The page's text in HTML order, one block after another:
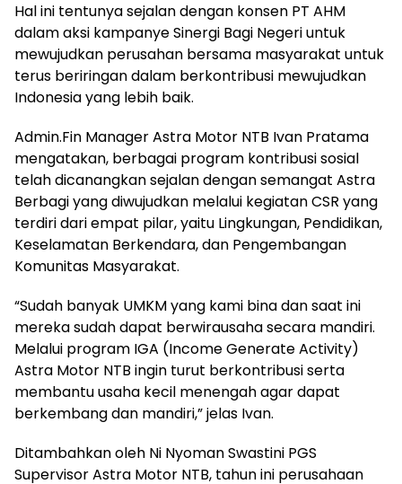
Hal ini tentunya sejalan dengan konsen PT AHM
dalam aksi kampanye Sinergi Bagi Negeri untuk
mewujudkan perusahan bersama masyarakat untuk
terus beriringan dalam berkontribusi mewujudkan
Indonesia yang lebih baik.
Admin.Fin Manager Astra Motor NTB Ivan Pratama
mengatakan, berbagai program kontribusi sosial
telah dicanangkan sejalan dengan semangat Astra
Berbagi yang diwujudkan melalui kegiatan CSR yang
terdiri dari empat pilar, yaitu Lingkungan, Pendidikan,
Keselamatan Berkendara, dan Pengembangan
Komunitas Masyarakat.
“Sudah banyak UMKM yang kami bina dan saat ini
mereka sudah dapat berwirausaha secara mandiri.
Melalui program IGA (Income Generate Activity)
Astra Motor NTB ingin turut berkontribusi serta
membantu usaha kecil menengah agar dapat
berkembang dan mandiri,” jelas Ivan.
Ditambahkan oleh Ni Nyoman Swastini PGS
Supervisor Astra Motor NTB, tahun ini perusahaan